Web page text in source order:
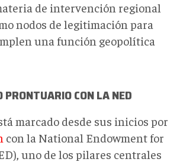
de intervención regional
nodos de legitimación para
una función geopolítica
PRONTUARIO CON LA NED
marcado desde sus inicios por
con la National Endowment for
uno de los pilares centrales